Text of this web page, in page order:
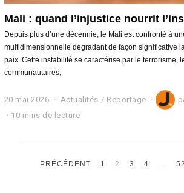
Mali : quand l’injustice nourrit
Depuis plus d’une décennie, le Mali est confronté à
multidimensionnelle dégradant de façon significative
paix. Cette instabilité se caractérise par le terrorisme,
communautaires,
20 mai 2026
m
i
0
Actualités / Reportage
10 mins de lecture
PRÉCÉDENT 1 2 3 4 … 52